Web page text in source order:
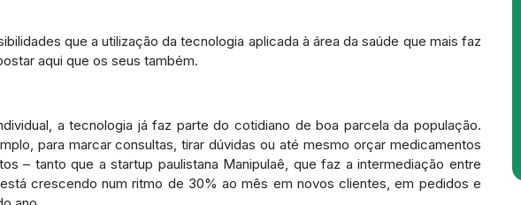
que a utilização da tecnologia aplicada à área da saúde que mais faz
aqui que os seus também.
a tecnologia já faz parte do cotidiano de boa parcela da população.
para marcar consultas, tirar dúvidas ou até mesmo orçar medicamentos
– tanto que a startup paulistana Manipulaê, que faz a intermediação entre
crescendo num ritmo de 30% ao mês em novos clientes, em pedidos e